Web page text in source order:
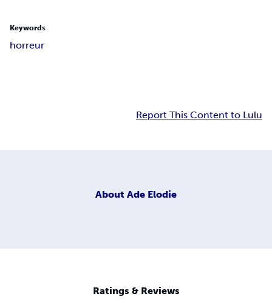
Keywords
horreur
Report This Content to Lulu
About Ade Elodie
Ratings & Reviews